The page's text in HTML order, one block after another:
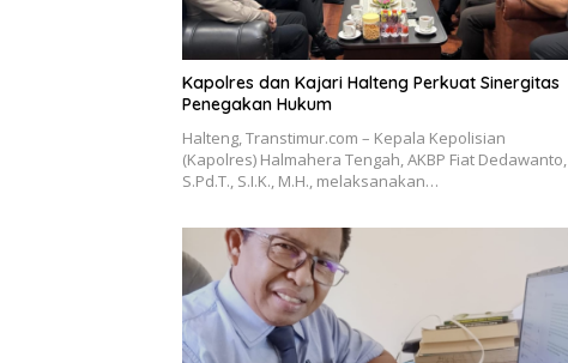
Kapolres dan Kajari Halteng Perkuat Sinergitas
Penegakan Hukum
Halteng, Transtimur.com – Kepala Kepolisian
(Kapolres) Halmahera Tengah, AKBP Fiat Dedawanto,
S.Pd.T., S.I.K., M.H., melaksanakan…